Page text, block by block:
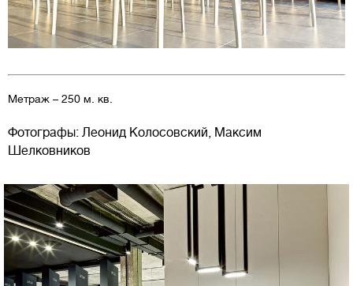
Метраж – 250 м. кв.
Фотографы: Леонид Колосовский, Максим
Шелковников